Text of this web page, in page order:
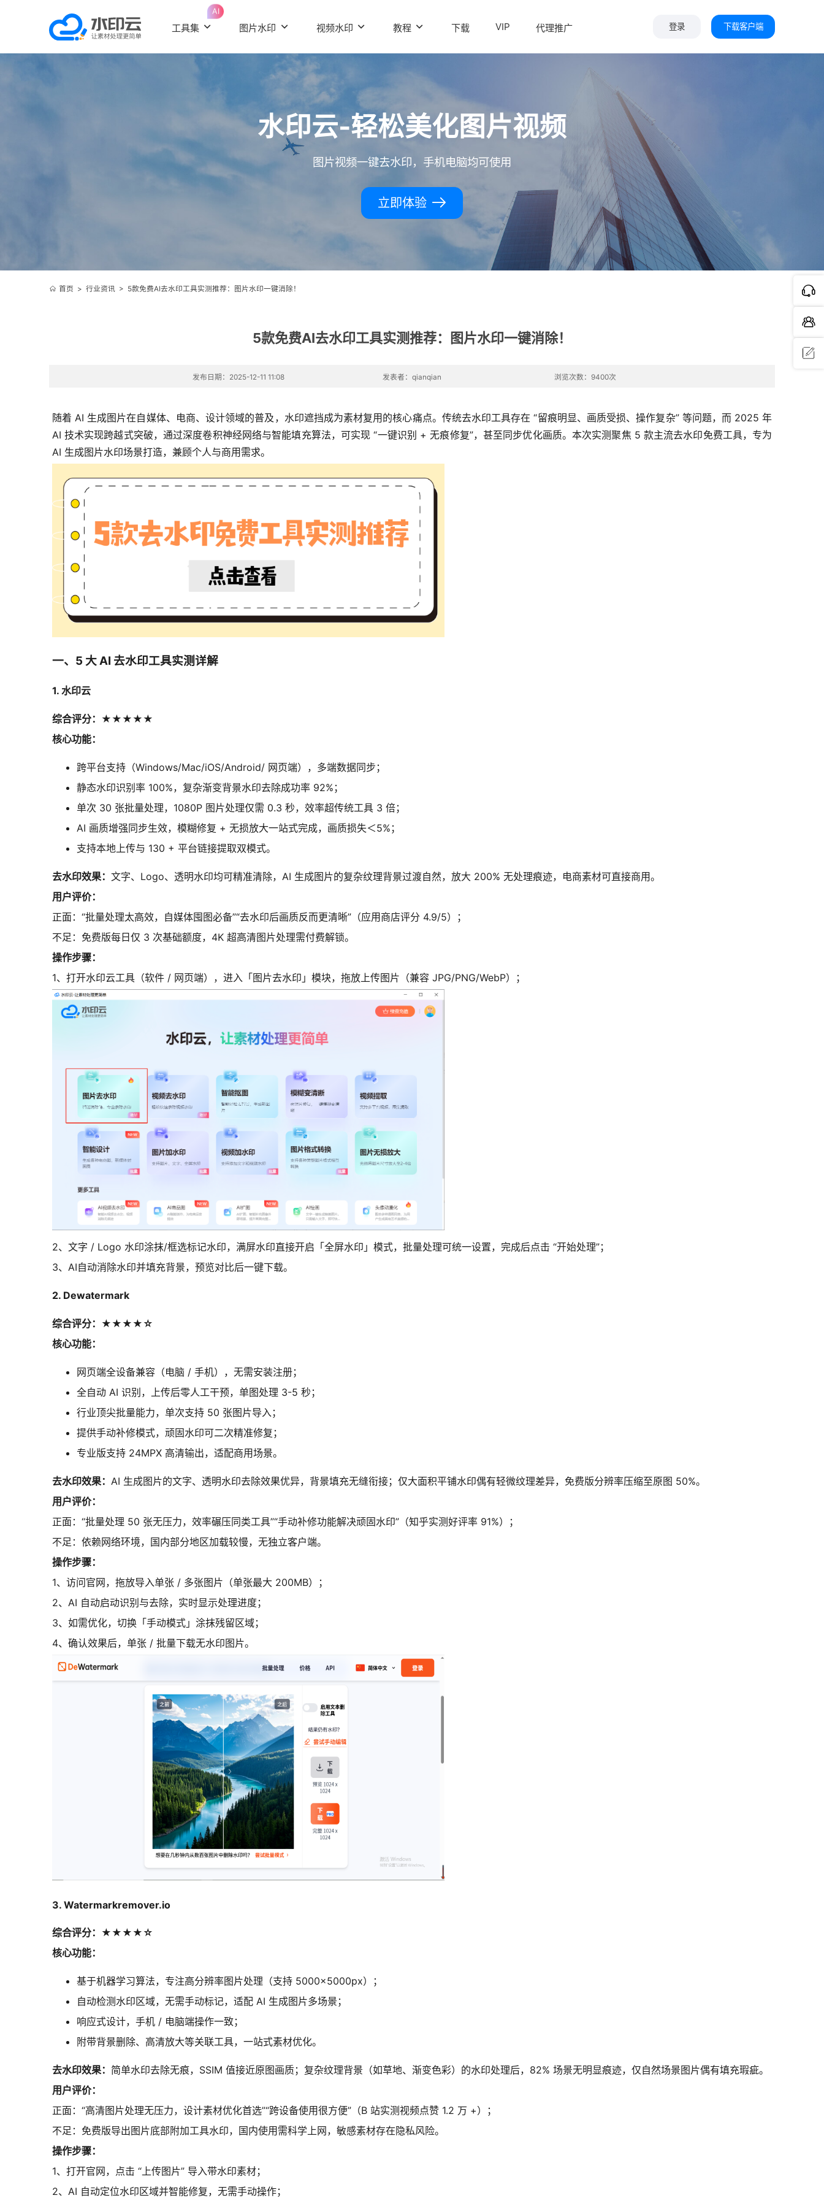
工具集
AI
图片水印 视频水印 教程 下载 VIP 代理推广 登录 下载客户端
水印云-轻松美化图片视频
图片视频一键去水印，手机电脑均可使用
立即体验
首页 > 行业资讯> 5款免费AI去水印工具实测推荐：图片水印一键消除！
5款免费AI去水印工具实测推荐：图片水印一键消除！
发布日期：2025-12-11 11:08 发表者：qianqian 浏览次数：9400次
随着 AI 生成图片在自媒体、电商、设计领域的普及，水印遮挡成为素材复用的核心痛点。传统去水印工具存在 “留痕明显、画质受损、操作复杂” 等问题，而 2025 年
AI 技术实现跨越式突破，通过深度卷积神经网络与智能填充算法，可实现 “一键识别 + 无痕修复”，甚至同步优化画质。本次实测聚焦 5 款主流去水印免费工具，专为
AI 生成图片水印场景打造，兼顾个人与商用需求。
一、5 大 AI 去水印工具实测详解
1. 水印云
综合评分：★★★★★
核心功能：
跨平台支持（Windows/Mac/iOS/Android/ 网页端），多端数据同步；
静态水印识别率 100%，复杂渐变背景水印去除成功率 92%；
单次 30 张批量处理，1080P 图片处理仅需 0.3 秒，效率超传统工具 3 倍；
AI 画质增强同步生效，模糊修复 + 无损放大一站式完成，画质损失＜5%；
支持本地上传与 130 + 平台链接提取双模式。
去水印效果： 文字、Logo、透明水印均可精准清除，AI 生成图片的复杂纹理背景过渡自然，放大 200% 无处理痕迹，电商素材可直接商用。
用户评价：
正面：“批量处理太高效，自媒体囤图必备”“去水印后画质反而更清晰”（应用商店评分 4.9/5）；
不足：免费版每日仅 3 次基础额度，4K 超高清图片处理需付费解锁。
操作步骤：
1、打开水印云工具（软件 / 网页端），进入「图片去水印」模块，拖放上传图片（兼容 JPG/PNG/WebP）；
2、文字 / Logo 水印涂抹/框选标记水印，满屏水印直接开启「全屏水印」模式，批量处理可统一设置，完成后点击 “开始处理”；
3、AI自动消除水印并填充背景，预览对比后一键下载。
2. Dewatermark
综合评分：★★★★☆
核心功能：
网页端全设备兼容（电脑 / 手机），无需安装注册；
全自动 AI 识别，上传后零人工干预，单图处理 3-5 秒；
行业顶尖批量能力，单次支持 50 张图片导入；
提供手动补修模式，顽固水印可二次精准修复；
专业版支持 24MPX 高清输出，适配商用场景。
去水印效果： AI 生成图片的文字、透明水印去除效果优异，背景填充无缝衔接；仅大面积平铺水印偶有轻微纹理差异，免费版分辨率压缩至原图 50%。
用户评价：
正面：“批量处理 50 张无压力，效率碾压同类工具”“手动补修功能解决顽固水印”（知乎实测好评率 91%）；
不足：依赖网络环境，国内部分地区加载较慢，无独立客户端。
操作步骤：
1、访问官网，拖放导入单张 / 多张图片（单张最大 200MB）；
2、AI 自动启动识别与去除，实时显示处理进度；
3、如需优化，切换「手动模式」涂抹残留区域；
4、确认效果后，单张 / 批量下载无水印图片。
3. Watermarkremover.io
综合评分：★★★★☆
核心功能：
基于机器学习算法，专注高分辨率图片处理（支持 5000×5000px）；
自动检测水印区域，无需手动标记，适配 AI 生成图片多场景；
响应式设计，手机 / 电脑端操作一致；
附带背景删除、高清放大等关联工具，一站式素材优化。
去水印效果： 简单水印去除无痕，SSIM 值接近原图画质；复杂纹理背景（如草地、渐变色彩）的水印处理后，82% 场景无明显痕迹，仅自然场景图片偶有填充瑕疵。
用户评价：
正面：“高清图片处理无压力，设计素材优化首选”“跨设备使用很方便”（B 站实测视频点赞 1.2 万 +）；
不足：免费版导出图片底部附加工具水印，国内使用需科学上网，敏感素材存在隐私风险。
操作步骤：
1、打开官网，点击 “上传图片” 导入带水印素材；
2、AI 自动定位水印区域并智能修复，无需手动操作；